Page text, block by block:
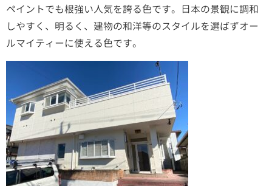
ペイントでも根強い人気を誇る色です。日本の景観に調和
しやすく、明るく、建物の和洋等のスタイルを選ばずオー
ルマイティーに使える色です。